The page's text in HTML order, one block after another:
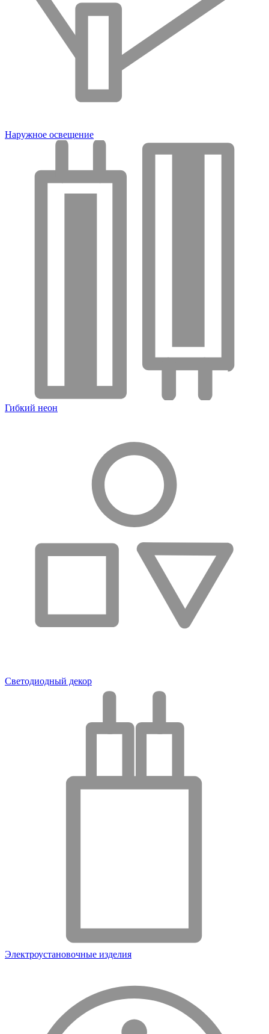
Наружное освещение
Гибкий неон
Светодиодный декор
Электроустановочные изделия